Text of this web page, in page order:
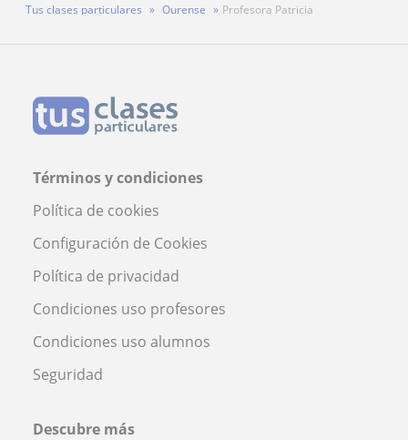
Tus clases particulares Ourense Profesora Patricia
Términos y condiciones
Política de cookies
Configuración de Cookies
Política de privacidad
Condiciones uso profesores
Condiciones uso alumnos
Seguridad
Descubre más